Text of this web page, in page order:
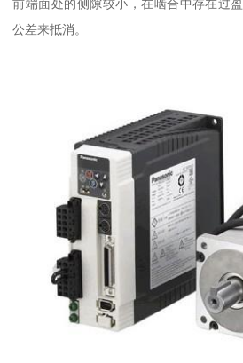
前端面处的侧隙较小，在啮合中存在过
公差来抵消。